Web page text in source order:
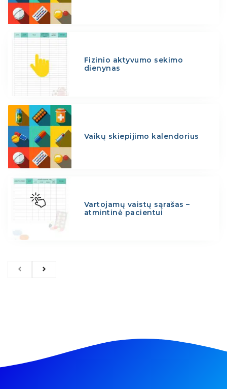
Fizinio aktyvumo sekimo
dienynas
Vaikų skiepijimo kalendorius
Vartojamų vaistų sąrašas –
atmintinė pacientui